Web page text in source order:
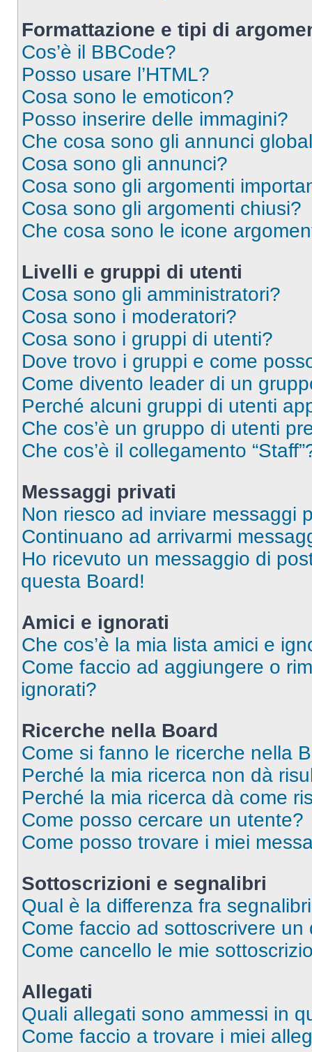
Formattazione e tipi di
Cos’è il BBCode?
Posso usare l’HTML?
Cosa sono le emoticon?
Posso inserire delle immagini?
Che cosa sono gli annunci
Cosa sono gli annunci?
Cosa sono gli argomenti
Cosa sono gli argomenti chiusi?
Che cosa sono le icone
Livelli e gruppi di utenti
Cosa sono gli amministratori?
Cosa sono i moderatori?
Cosa sono i gruppi di utenti?
Dove trovo i gruppi e come
Come divento leader di un
Perché alcuni gruppi di utenti
Che cos’è un gruppo di utenti
Che cos’è il collegamento
Messaggi privati
Non riesco ad inviare messaggi
Continuano ad arrivarmi
Ho ricevuto un messaggio di
questa Board!
Amici e ignorati
Che cos’è la mia lista amici e
Come faccio ad aggiungere o
ignorati?
Ricerche nella Board
Come si fanno le ricerche nella
Perché la mia ricerca non dà
Perché la mia ricerca dà come
Come posso cercare un utente?
Come posso trovare i miei
Sottoscrizioni e segnalibri
Qual è la differenza fra
Come faccio ad sottoscrivere
Come cancello le mie
Allegati
Quali allegati sono ammessi in
Come faccio a trovare i miei